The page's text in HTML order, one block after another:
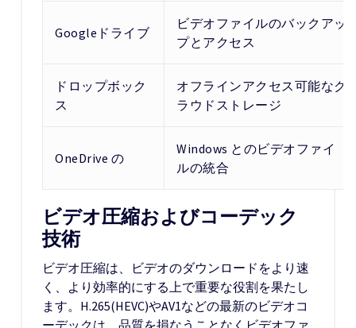
Googleドライブ
ビデオファイルのバックアッ
プとアクセス
ドロップボック
ス
オフラインアクセス可能なク
ラウドストレージ
OneDrive の
Windows とのビデオファイ
ルの統合
ビデオ圧縮およびコーデック
技術
ビデオ圧縮は、ビデオのダウンロードをより速
く、より効率的にする上で重要な役割を果たし
ます。H.265(HEVC)やAV1などの最新のビデオコ